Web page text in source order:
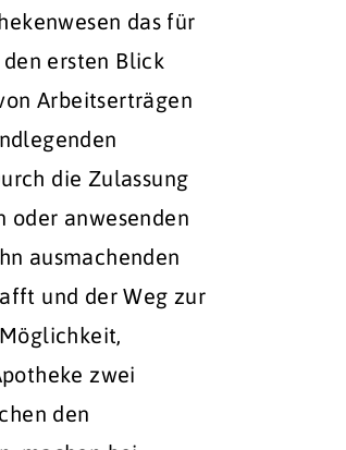
das für
ersten Blick
Arbeitserträgen
die Zulassung
oder anwesenden
ausmachenden
und der Weg zur
zwei
den